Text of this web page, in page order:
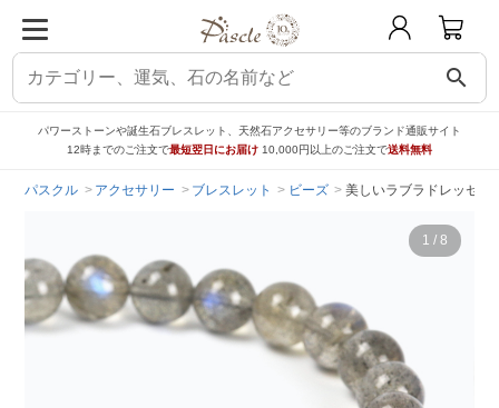
search
パワーストーンや誕生石ブレスレット、天然石アクセサリー等のブランド通販サイト
12時までのご注文で最短翌日にお届け 10,000円以上のご注文で送料無料
パスクル アクセサリー ブレスレット ビーズ 美しいラブラドレッセン
1 / 8